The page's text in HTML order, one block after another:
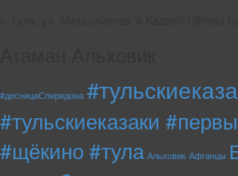
#десницаСпиридона
#тульскиеказаки
#щёкино #тула Альховик Афганцы